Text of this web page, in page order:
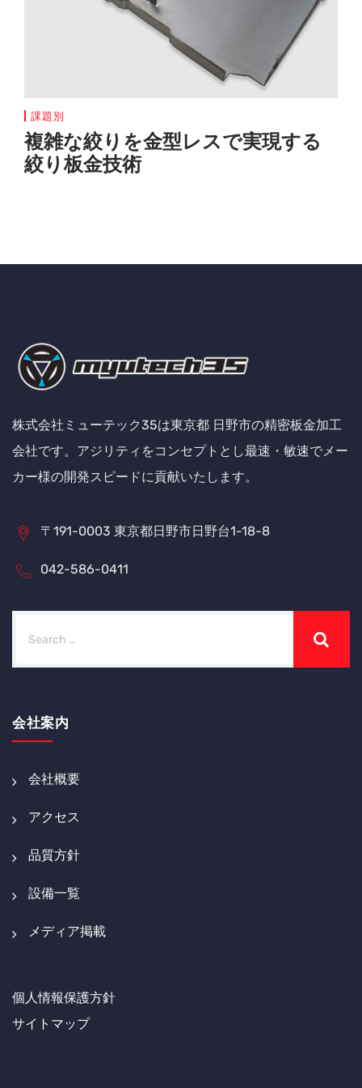
課題別
複雑な絞りを金型レスで実現する
絞り板金技術
株式会社ミューテック35は東京都 日野市の精密板金加工
会社です。アジリティをコンセプトとし最速・敏速でメー
カー様の開発スピードに貢献いたします。
〒191-0003 東京都日野市日野台1-18-8
042-586-0411
会社案内
会社概要
アクセス
品質方針
設備一覧
メディア掲載
個人情報保護方針
サイトマップ